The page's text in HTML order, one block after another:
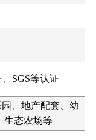
SGS等认证
、地产配套、幼
生态农场等